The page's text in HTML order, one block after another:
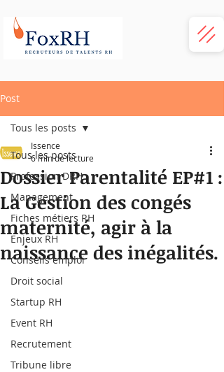
Post
Tous les posts
Profession DRH
Management
Fiches métiers RH
Enjeux RH
Conseils emploi
Droit social
Startup RH
Event RH
Recrutement
Tribune libre
Tous les posts
Dossier Parentalité EP#1 :
La Gestion des congés
maternité, agir à la
naissance des inégalités.
Issence
6 min de lecture